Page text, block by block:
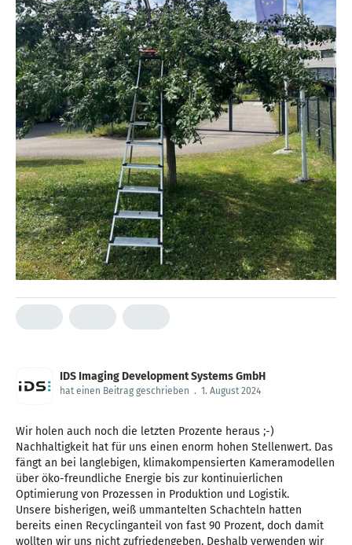
IDS Imaging Development Systems GmbH
hat einen Beitrag geschrieben . 1. August 2024
Wir holen auch noch die letzten Prozente heraus ;-)
Nachhaltigkeit hat für uns einen enorm hohen Stellenwert. Das
fängt an bei langlebigen, klimakompensierten Kameramodellen
über öko-freundliche Energie bis zur kontinuierlichen
Optimierung von Prozessen in Produktion und Logistik.
Unsere bisherigen, weiß ummantelten Schachteln hatten
bereits einen Recyclinganteil von fast 90 Prozent, doch damit
wollten wir uns nicht zufriedengeben. Deshalb verwenden wir